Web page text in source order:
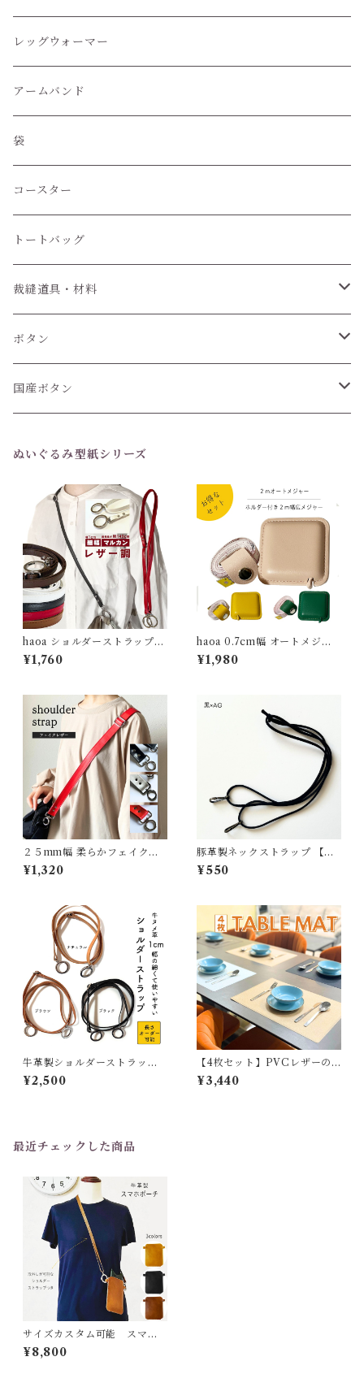
レッグウォーマー
アームバンド
袋
コースター
トートバッグ
裁縫道具・材料
紐
ボタン
6個セット
国産ボタン
1個(バラ売り)
ぬいぐるみ型紙シリーズ
haoa ショルダーストラップ
細幅 1.0cm幅 ポーチ用肩紐 レ
ザー風 バック ショルダーベル
約75cm 最長約140cm 長さ調
節可能 ブラック レッド ホワイ
ト ブラウン ダークブラウン
¥1,760
haoa 0.7cm幅 オートメジャ
ー と 1.5cm幅 メジャー＆ホル
ダーの同色セット 200cm/79i
ト 裁縫メジャー 布メジャー お
しゃれ かわいい 測り 裁縫小物
裁縫道具 整理整頓 ペールピン
ク イエロー グリーン コンパク
¥1,980
２５mm幅 柔らかフェイクレ
ザーのショルダーストラップ
(ブラック/レッド/ホワイト)
¥1,320
豚革製ネックストラップ 【長
さオーダー可能】
¥550
牛革製ショルダーストラップ
【長さオーダー可能】
¥2,500
【4枚セット】PVCレザーの
ランチョンマット【haoa】
¥3,440
最近チェックした商品
サイズカスタム可能 スマホ
ポーチ スマホ ショルダー ポシ
ェット スマホケース スマート
¥8,800